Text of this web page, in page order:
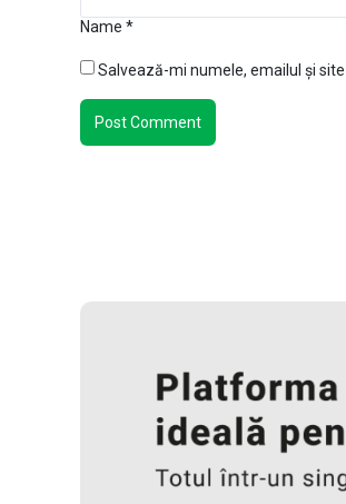
Name *
Salvează-mi numele, emailul și